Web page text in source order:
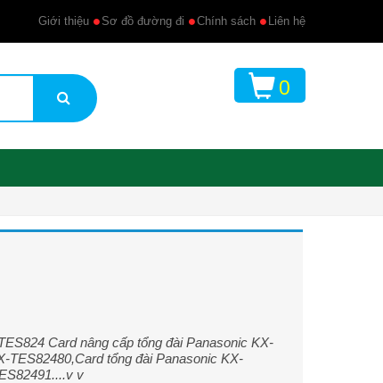
Giới thiệu Sơ đồ đường đi Chính sách Liên hệ
0
Card nâng cấp tổng đài Panasonic KX-
TES82480,Card tổng đài Panasonic KX-
v